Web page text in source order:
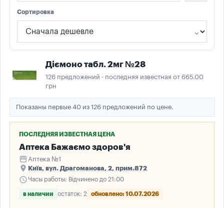
Сортировка
Діємоно табл. 2мг №28
126 предложений · последняя известная от 665.00
грн
Показаны первые 40 из 126 предложений по цене.
ПОСЛЕДНЯЯ ИЗВЕСТНАЯ ЦЕНА
Аптека Бажаємо здоров'я
storefront Аптека №1
place Київ, вул. Драгоманова, 2, прим.872
scheduleЧасы работы: Відчинено до 21:00
в наличии остаток: 2 обновлено: 10.07.2026